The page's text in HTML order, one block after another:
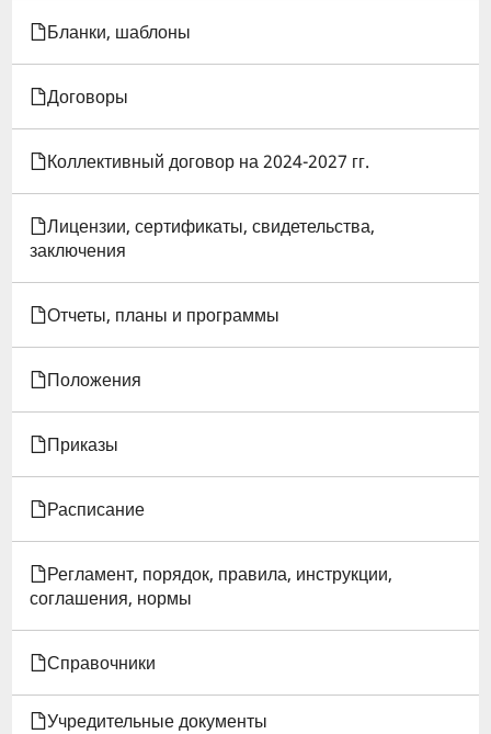
ДЛЯ
ПОЛОЖЕНИЕ
О
ПОДРАЗДЕЛЕНИИ:
УПРАВЛЕНИЕ
НАУЧНО-
ИССЛЕДОВАТЕЛЬСКИХ
РАБОТ
Бланки, шаблоны
Договоры
Коллективный договор на 2024-2027 гг.
Лицензии, сертификаты, свидетельства,
заключения
Отчеты, планы и программы
Положения
Приказы
Расписание
Регламент, порядок, правила, инструкции,
соглашения, нормы
Справочники
Учредительные документы